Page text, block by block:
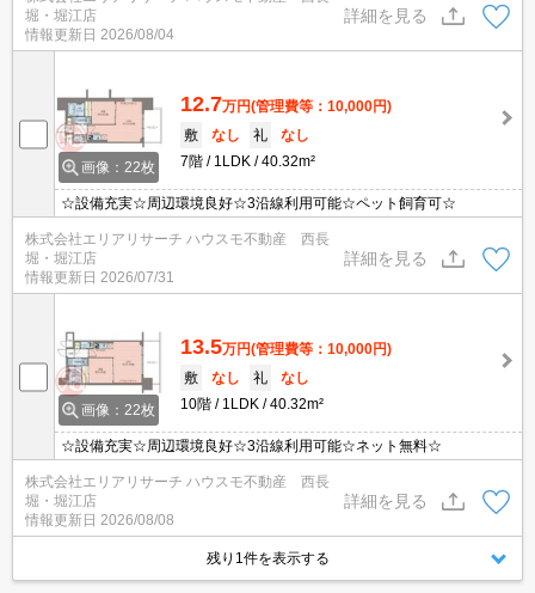
堀・堀江店
情報更新日 2026/08/04
詳細を見る
画像：22枚
12.7万円(管理費等：10,000円)
敷
なし 礼
なし
7階
1LDK 40.32m²
☆設備充実☆周辺環境良好☆3沿線利用可能☆ペット飼育可☆
株式会社エリアリサーチ ハウスモ不動産 西長
堀・堀江店
情報更新日 2026/07/31
詳細を見る
画像：22枚
13.5万円(管理費等：10,000円)
敷
なし 礼
なし
10階
1LDK 40.32m²
☆設備充実☆周辺環境良好☆3沿線利用可能☆ネット無料☆
株式会社エリアリサーチ ハウスモ不動産 西長
堀・堀江店
情報更新日 2026/08/08
詳細を見る
残り1件を表示する